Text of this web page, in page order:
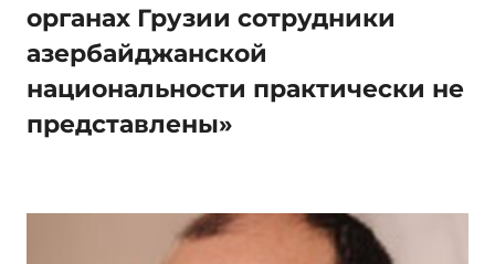
органах Грузии сотрудники
азербайджанской
национальности практически не
представлены»